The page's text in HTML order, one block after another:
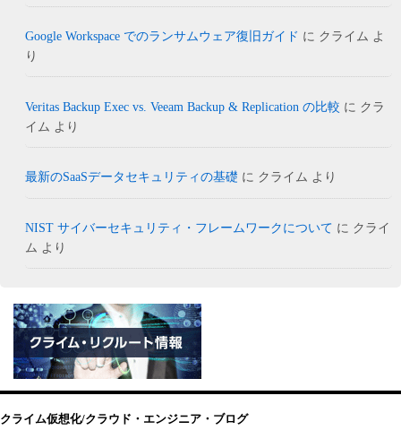
Google Workspace でのランサムウェア復旧ガイド に クライム よ
り
Veritas Backup Exec vs. Veeam Backup & Replication の比較 に クラ
イム より
最新のSaaSデータセキュリティの基礎 に クライム より
NIST サイバーセキュリティ・フレームワークについて に クライ
ム より
クライム仮想化/クラウド・エンジニア・ブログ